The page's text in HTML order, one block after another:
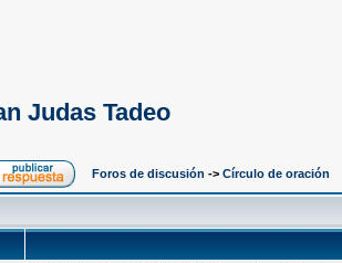
Judas Tadeo
Foros de discusión -> Círculo de oración